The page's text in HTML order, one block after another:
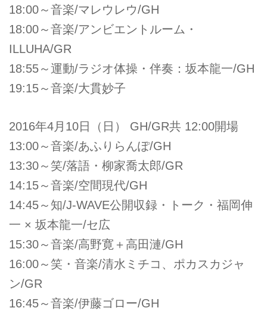
18:00～音楽/マレウレウ/GH
18:00～音楽/アンビエントルーム・
ILLUHA/GR
18:55～運動/ラジオ体操・伴奏：坂本龍一/GH
19:15～音楽/大貫妙子
2016年4月10日（日） GH/GR共 12:00開場
13:00～音楽/あふりらんぽ/GH
13:30～笑/落語・柳家喬太郎/GR
14:15～音楽/空間現代/GH
14:45～知/J-WAVE公開収録・トーク・福岡伸
一 × 坂本龍一/セ広
15:30～音楽/高野寛＋高田漣/GH
16:00～笑・音楽/清水ミチコ、ポカスカジャ
ン/GR
16:45～音楽/伊藤ゴロー/GH